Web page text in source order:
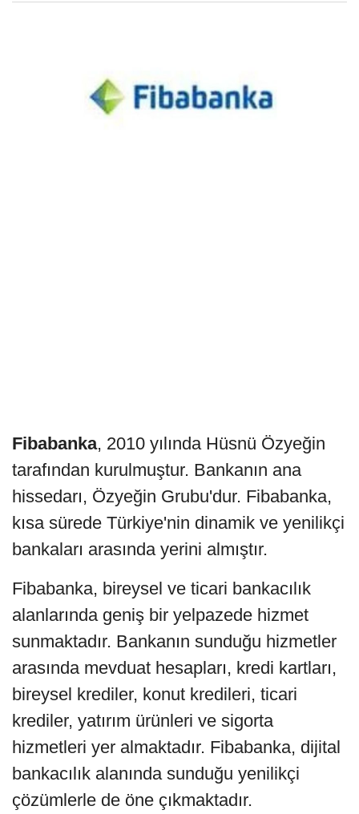
Fibabanka, 2010 yılında Hüsnü Özyeğin
tarafından kurulmuştur. Bankanın ana
hissedarı, Özyeğin Grubu'dur. Fibabanka,
kısa sürede Türkiye'nin dinamik ve yenilikçi
bankaları arasında yerini almıştır.
Fibabanka, bireysel ve ticari bankacılık
alanlarında geniş bir yelpazede hizmet
sunmaktadır. Bankanın sunduğu hizmetler
arasında mevduat hesapları, kredi kartları,
bireysel krediler, konut kredileri, ticari
krediler, yatırım ürünleri ve sigorta
hizmetleri yer almaktadır. Fibabanka, dijital
bankacılık alanında sunduğu yenilikçi
çözümlerle de öne çıkmaktadır.